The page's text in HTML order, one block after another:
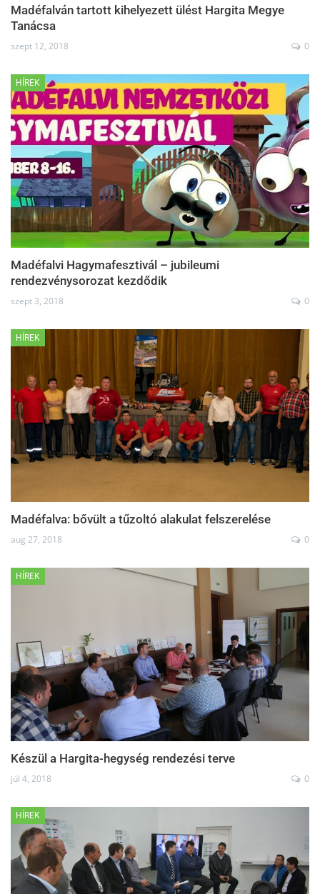
Madéfalván tartott kihelyezett ülést Hargita Megye
Tanácsa
szept 12, 2018 0
HÍREK
Madéfalvi Hagymafesztivál – jubileumi
rendezvénysorozat kezdődik
szept 3, 2018 0
HÍREK
Madéfalva: bővült a tűzoltó alakulat felszerelése
aug 27, 2018 0
HÍREK
Készül a Hargita-hegység rendezési terve
júl 4, 2018 0
HÍREK